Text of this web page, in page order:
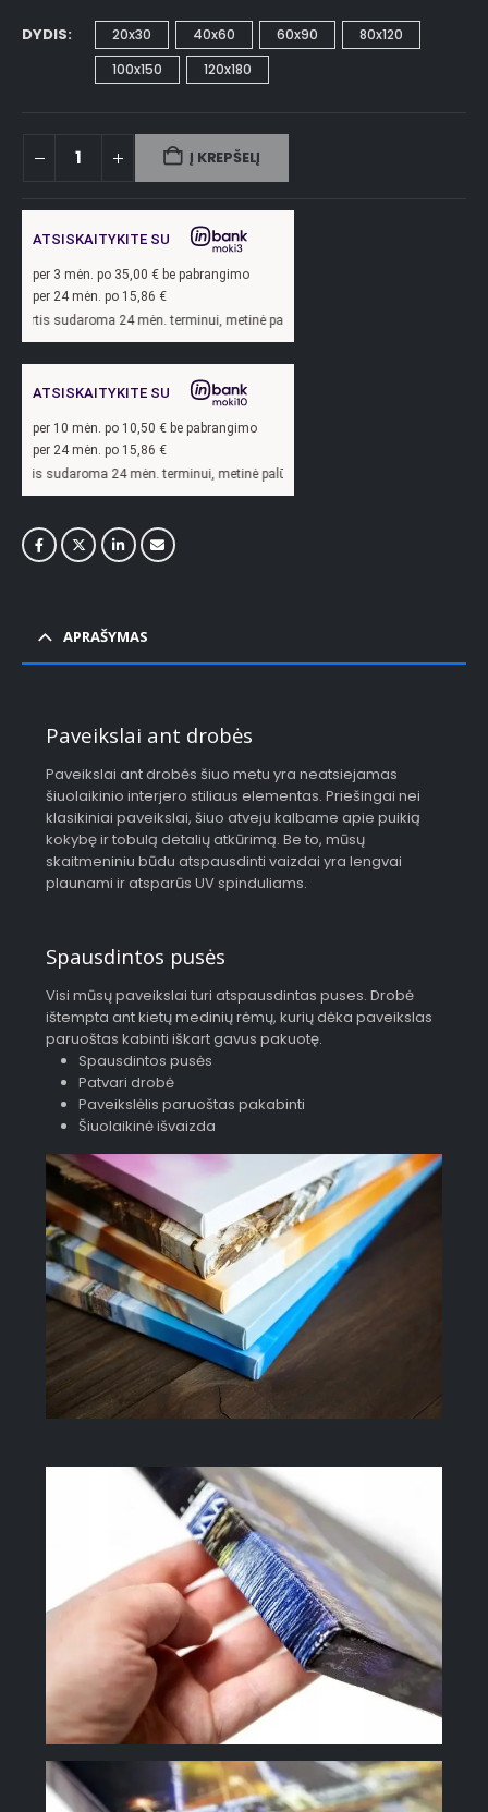
DYDIS 20x30 40x60 60x90
80x120
100x150
120x180
Į KREPŠELĮ
ATSISKAITYKITE SU
per 3 mėn. po 35,00 € be pabrangimo
per 24 mėn. po 15,86 €
24 mėn. terminui, metinė palūkanų norma –13,9
ATSISKAITYKITE SU
per 10 mėn. po 10,50 € be pabrangimo
per 24 mėn. po 15,86 €
mėn. terminui, metinė palūkanų norma –13,9
APRAŠYMAS
Paveikslai ant drobės
Paveikslai ant drobės šiuo metu yra neatsiejamas
šiuolaikinio interjero stiliaus elementas. Priešingai nei
klasikiniai paveikslai, šiuo atveju kalbame apie puikią
kokybę ir tobulą detalių atkūrimą. Be to, mūsų
skaitmeniniu būdu atspausdinti vaizdai yra lengvai
plaunami ir atsparūs UV spinduliams.
Spausdintos pusės
Visi mūsų paveikslai turi atspausdintas puses. Drobė
ištempta ant kietų medinių rėmų, kurių dėka paveikslas
paruoštas kabinti iškart gavus pakuotę.
Spausdintos pusės
Patvari drobė
Paveikslėlis paruoštas pakabinti
Šiuolaikinė išvaizda